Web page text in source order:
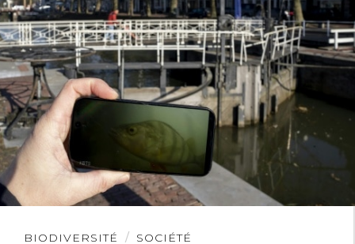
BIODIVERSITÉ SOCIÉTÉ
Lire